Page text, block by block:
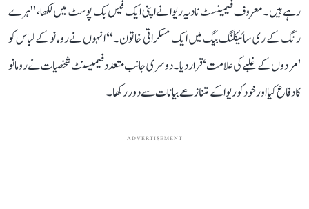
رہے ہیں۔ معروف فیمینسٹ نادیہ ریوا نے اپنی ایک فیس بک پوسٹ میں لکھا، ''ہرے
رنگ کے ری سائیکلنگ بیگ میں ایک مسکراتی خاتون۔‘‘ انہوں نے رومانو کے لباس کو
'مردوں کے غلبے کی علامت‘ قرار دیا۔ دوسری جانب متعدد فیمیسنٹ شخصیات نے رومانو
کا دفاع کیا اور خود کو ریوا کے متنازعے بیانات سے دور رکھا۔
ADVERTISEMENT